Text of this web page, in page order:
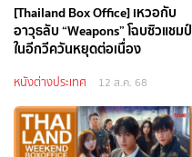
[Thailand Box Office] เหวอกับ
อาวุธลับ “Weapons” โฉบซิวแชมป์
ในอีกวีควันหยุดต่อเนื่อง
หนังต่างประเทศ 12 ส.ค. 68